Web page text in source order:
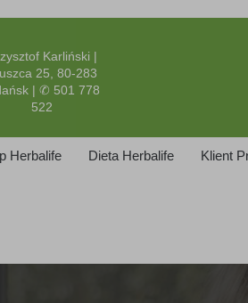
Karliński |
25, 80-283
| ✆ 501 778
522
Herbalife Dieta Herbalife Klient